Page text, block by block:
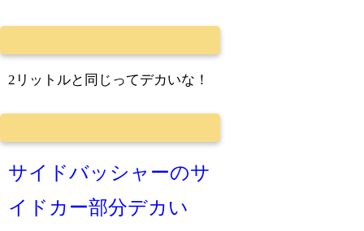
2リットルと同じってデカいな！
サイドバッシャーのサ
イドカー部分デカい